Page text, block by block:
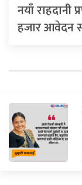
नयाँ
हजार आवेदन